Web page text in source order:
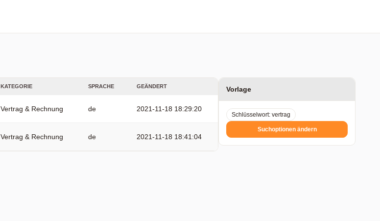
Vorlage
Schlüsselwort: vertrag
Suchoptionen ändern
KATEGORIE SPRACHE GEÄNDERT
Vertrag & Rechnung de 2021-11-18 18:29:20
Vertrag & Rechnung de 2021-11-18 18:41:04